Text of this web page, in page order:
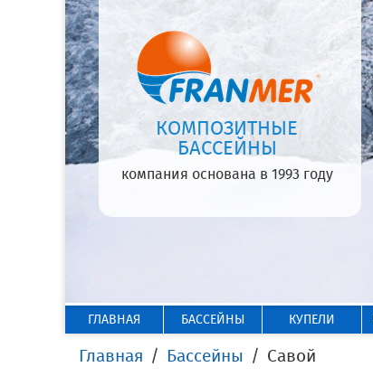
КОМПОЗИТНЫЕ
БАССЕЙНЫ
компания основана в 1993 году
ГЛАВНАЯ БАССЕЙНЫ КУПЕЛИ
Главная Бассейны Савой